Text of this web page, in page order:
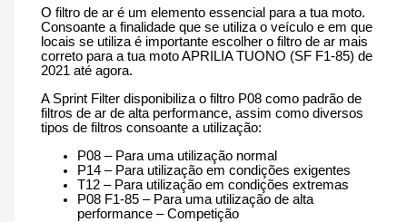
de
2021
até
agora
O filtro de ar é um elemento essencial para a tua moto.
Consoante a finalidade que se utiliza o veículo e em que
locais se utiliza é importante escolher o filtro de ar mais
correto para a tua moto APRILIA TUONO (SF F1-85) de
2021 até agora.
A Sprint Filter disponibiliza o filtro P08 como padrão de
filtros de ar de alta performance, assim como diversos
tipos de filtros consoante a utilização:
P08 – Para uma utilização normal
P14 – Para utilização em condições exigentes
T12 – Para utilização em condições extremas
P08 F1-85 – Para uma utilização de alta
performance – Competição